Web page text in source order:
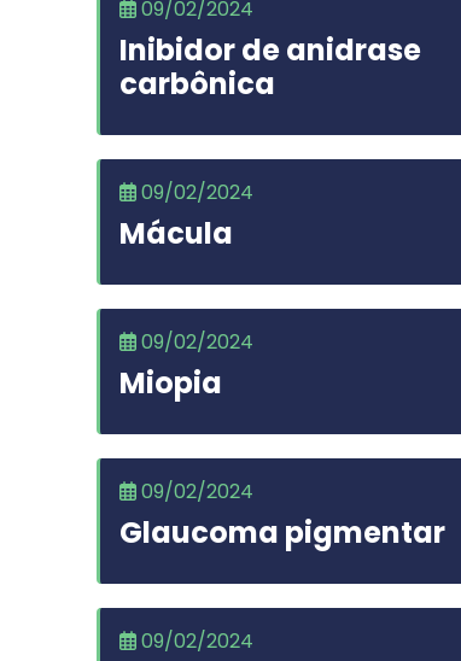
09/02/2024
Inibidor de anidrase
carbônica
09/02/2024
Mácula
09/02/2024
Miopia
09/02/2024
Glaucoma pigmentar
09/02/2024